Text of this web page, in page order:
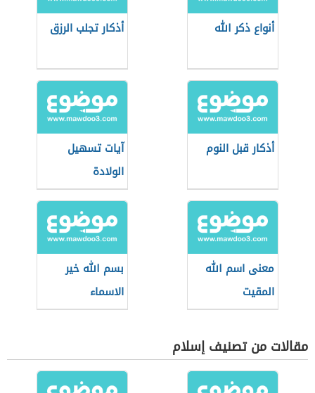
أنواع ذكر الله أذكار تجلب الرزق
أذكار قبل النوم
آيات تسهيل
الولادة
معنى اسم الله
المقيت
بسم الله خير
الاسماء
مقالات من تصنيف إسلام